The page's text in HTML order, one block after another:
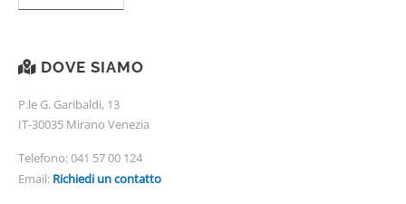
DOVE SIAMO
P.le G. Garibaldi, 13
IT-30035 Mirano Venezia
Telefono:041 57 00 124
Email: Richiedi un contatto